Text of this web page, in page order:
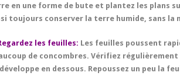
en une forme de bute et plantez les plans
toujours conserver la terre humide, sans la
les feuilles: Les feuilles poussent
de concombres. Vérifiez
en dessous. Repoussez un peu la